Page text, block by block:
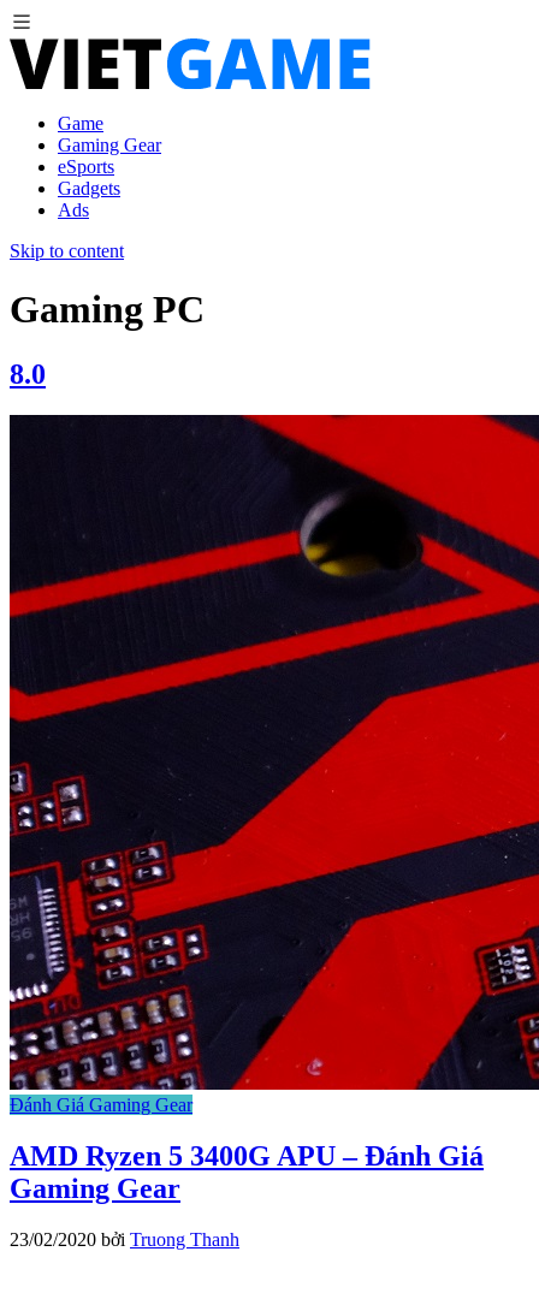
Game
Gaming Gear
eSports
Gadgets
Ads
Skip to content
Gaming PC
8.0
Đánh Giá Gaming Gear
AMD Ryzen 5 3400G APU – Đánh Giá
Gaming Gear
23/02/2020 bởi Truong Thanh